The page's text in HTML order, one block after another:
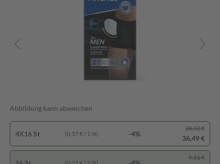
Abbildung kann abweichen
4X16 St (0,57 € / 1 St) -4%
38,02 €
36,49 €
(0,57 € / 1 St)
9,51 €